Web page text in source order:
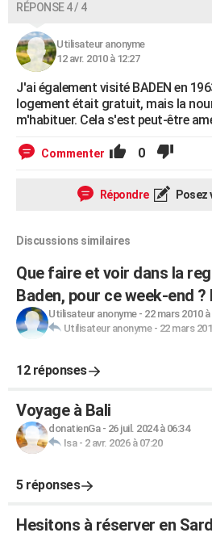
RÉPONSE 4 / 4
Utilisateur anonyme
12 avr. 2010 à 12:27
J'ai également visité BADEN en
logement était gratuit, mais la
m'habituer. Cela s'est peut-être
Commenter 0
Répondre
Discussions similaires
Que faire et voir dans la
Baden, pour ce week-end ?
Utilisateur anonyme- 22 mars 2010 à
Utilisateur anonyme- 22 mars
12 réponses
Voyage à Bali
donatienGa- 26 juil. 2024 à 06:34
Isa- 2 avr. 2026 à 07:20
5 réponses
Hesitons à réserver en